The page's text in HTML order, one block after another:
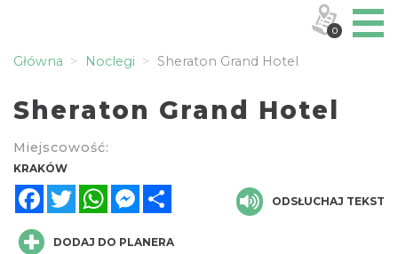
Główna Noclegi Sheraton Grand Hotel
Sheraton Grand Hotel
Miejscowość:
KRAKÓW
FacebookTwitterWhatsAppMessenger
ODSŁUCHAJ TEKST
DODAJ DO PLANERA
0